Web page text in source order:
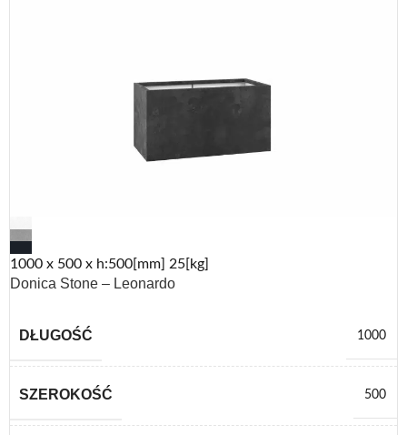
1000 x 500 x h:500[mm] 25[kg]
Donica Stone – Leonardo
DŁUGOŚĆ 1000
SZEROKOŚĆ 500